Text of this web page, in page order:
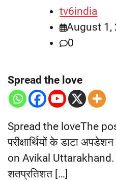
tv6india
August 1,
0
Spread the love
Spread the loveThe
परीक्षार्थियों के डाटा
on Avikal Uttarakhand.
शतप्रतिशत […]